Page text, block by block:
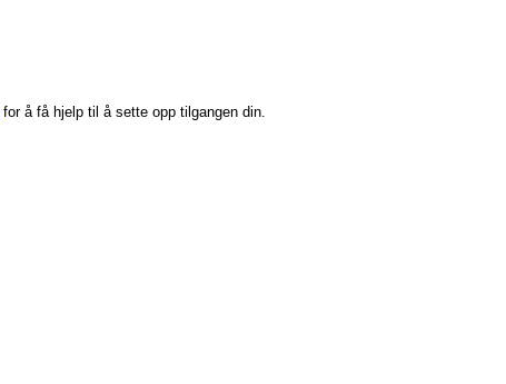
for å få hjelp til å sette opp tilgangen din.